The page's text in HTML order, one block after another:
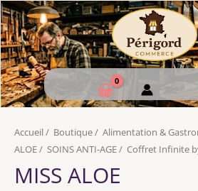
Accueil / Boutique/ Alimentation &
ALOE/ SOINS ANTI-AGE/ Coffret Infinite
MISS ALOE